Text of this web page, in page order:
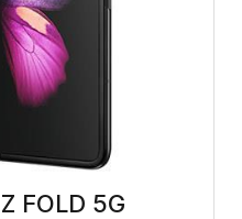
FOLD 5G